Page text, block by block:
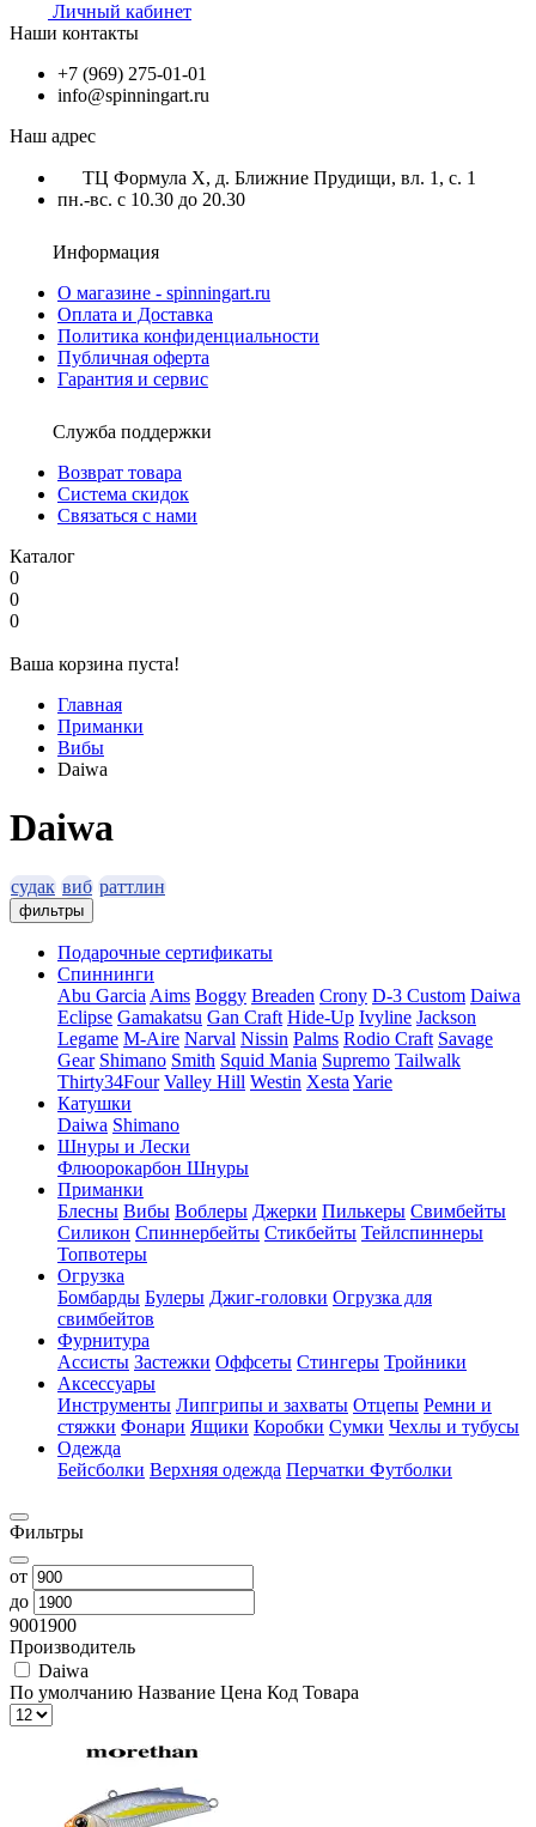
Личный кабинет
Наши контакты
+7 (969) 275-01-01
info@spinningart.ru
Наш адрес
ТЦ Формула X, д. Ближние Прудищи, вл. 1, с. 1
пн.-вс. с 10.30 до 20.30
Информация
О магазине - spinningart.ru
Оплата и Доставка
Политика конфиденциальности
Публичная оферта
Гарантия и сервис
Служба поддержки
Возврат товара
Система скидок
Связаться с нами
Каталог
0
0
0
Ваша корзина пуста!
Главная
Приманки
Вибы
Daiwa
Daiwa
судак виб раттлин
фильтры
Подарочные сертификаты
Спиннинги
Abu Garcia Aims Boggy Breaden Crony D-3 Custom Daiwa
Eclipse Gamakatsu Gan Craft Hide-Up Ivyline Jackson
Legame M-Aire Narval Nissin Palms Rodio Craft Savage
Gear Shimano Smith Squid Mania Supremo Tailwalk
Thirty34Four Valley Hill Westin Xesta Yarie
Катушки
Daiwa Shimano
Шнуры и Лески
Флюорокарбон Шнуры
Приманки
Блесны Вибы Воблеры Джерки Пилькеры Свимбейты
Силикон Спиннербейты Стикбейты Тейлспиннеры
Топвотеры
Огрузка
Бомбарды Булеры Джиг-головки Огрузка для
свимбейтов
Фурнитура
Ассисты Застежки Оффсеты Стингеры Тройники
Аксессуары
Инструменты Липгрипы и захваты Отцепы Ремни и
стяжки Фонари Ящики Коробки Сумки Чехлы и тубусы
Одежда
Бейсболки Верхняя одежда Перчатки Футболки
Фильтры
от
до
9001900
Производитель
Daiwa
По умолчанию Название Цена Код Товара